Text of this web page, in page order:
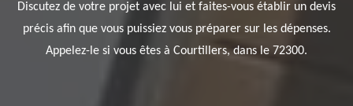
Discutez de votre projet avec lui et faites-vous établir un devis
précis afin que vous puissiez vous préparer sur les dépenses.
Appelez-le si vous êtes à Courtillers, dans le 72300.